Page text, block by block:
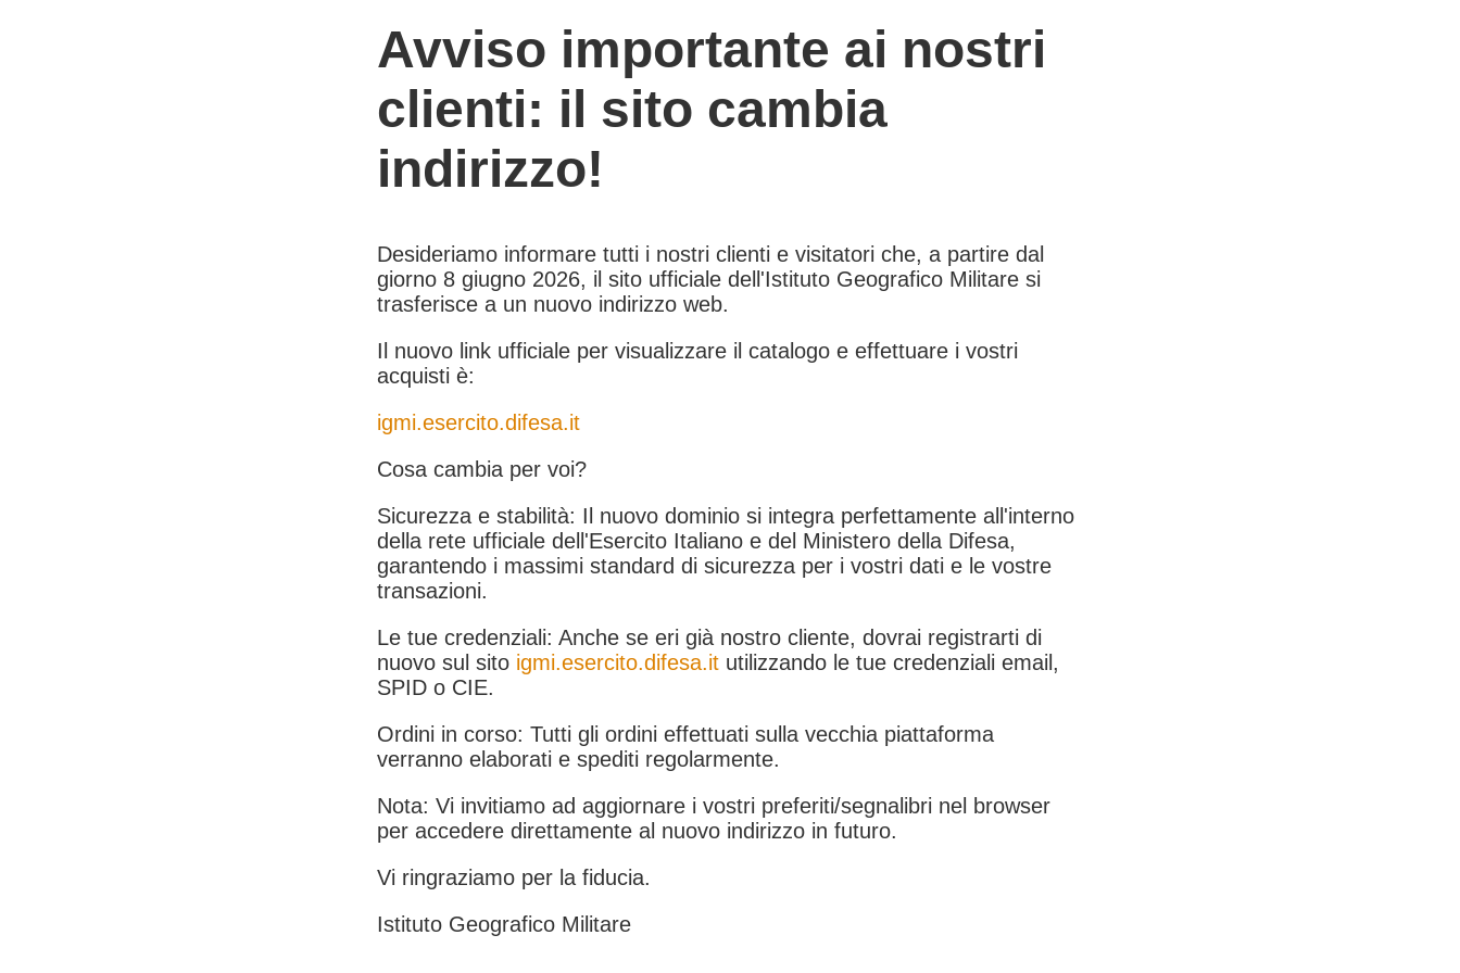
Avviso importante ai nostri
clienti: il sito cambia
indirizzo!
Desideriamo informare tutti i nostri clienti e visitatori che, a partire dal
giorno 8 giugno 2026, il sito ufficiale dell'Istituto Geografico Militare si
trasferisce a un nuovo indirizzo web.
Il nuovo link ufficiale per visualizzare il catalogo e effettuare i vostri
acquisti è:
igmi.esercito.difesa.it
Cosa cambia per voi?
Sicurezza e stabilità: Il nuovo dominio si integra perfettamente all'interno
della rete ufficiale dell'Esercito Italiano e del Ministero della Difesa,
garantendo i massimi standard di sicurezza per i vostri dati e le vostre
transazioni.
Le tue credenziali: Anche se eri già nostro cliente, dovrai registrarti di
nuovo sul sito igmi.esercito.difesa.it utilizzando le tue credenziali email,
SPID o CIE.
Ordini in corso: Tutti gli ordini effettuati sulla vecchia piattaforma
verranno elaborati e spediti regolarmente.
Nota: Vi invitiamo ad aggiornare i vostri preferiti/segnalibri nel browser
per accedere direttamente al nuovo indirizzo in futuro.
Vi ringraziamo per la fiducia.
Istituto Geografico Militare